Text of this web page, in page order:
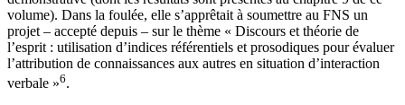
volume). Dans la foulée, elle s’apprêtait à soumettre au FNS un
projet – accepté depuis – sur le thème « Discours et théorie de
l’esprit : utilisation d’indices référentiels et prosodiques pour évaluer
l’attribution de connaissances aux autres en situation d’interaction
verbale »6.